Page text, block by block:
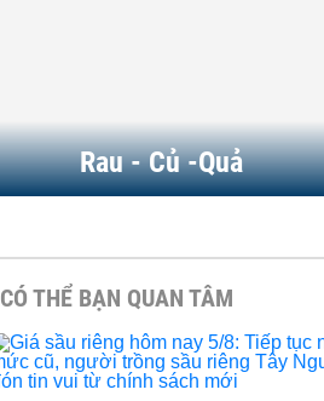
Rau - Củ -Quả
CÓ THỂ BẠN QUAN TÂM